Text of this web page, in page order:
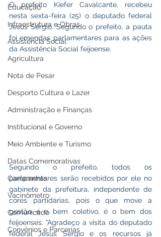
Educação
Infraestrutura e Obras
Assistência Social
Agricultura
Nota de Pesar
Desporto Cultura e Lazer
Administração e Finanças
Institucional e Governo
Meio Ambiente e Turismo
Datas Comemorativas
Campanhas
Vacinômetro
Comunicado
Convênios e Parcerias
O prefeito Kiefer Cavalcante, recebeu
nesta sexta-feira (25) o deputado federal
Jesus Sérgio. Segundo o prefeito, a pauta
foi emendas parlamentares para as ações
da Assistência Social feijoense.
Segundo o prefeito, todos os
parlamentares serão recebidos por ele no
gabinete da prefeitura, independente de
cores partidárias, pois o que move a
gestão é o bem coletivo, é o bem dos
feijoenses. "Agradeço a visita do deputado
federal Jesus Sérgio e os recursos já